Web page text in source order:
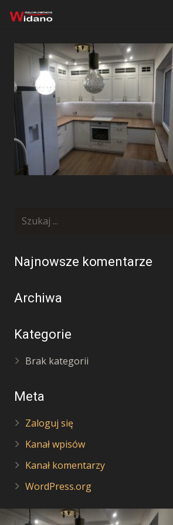
Strona główna
O firmie
Oferta
Realizacje
Kontakt
Najnowsze komentarze
Archiwa
Kategorie
Brak kategorii
Meta
Zaloguj się
Kanał wpisów
Kanał komentarzy
WordPress.org